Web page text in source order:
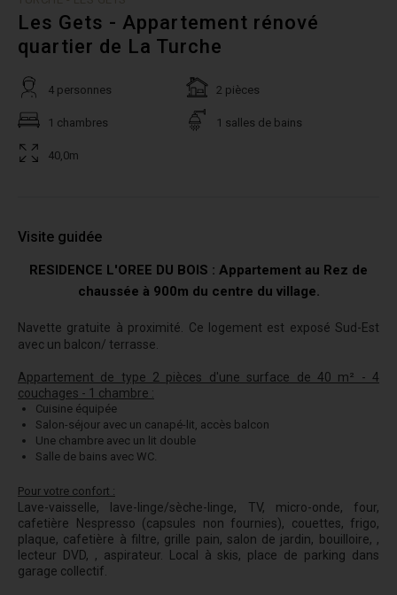
Les Gets - Appartement rénové
quartier de La Turche
4 personnes 2 pièces
1 chambres 1 salles de bains
40,0m
Visite guidée
RESIDENCE L'OREE DU BOIS : Appartement au Rez de
chaussée à 900m du centre du village.
Navette gratuite à proximité. Ce logement est exposé Sud-Est
avec un balcon/ terrasse.
Appartement de type 2 pièces d'une surface de 40 m² - 4
couchages - 1 chambre :
Cuisine équipée
Salon-séjour avec un canapé-lit, accès balcon
Une chambre avec un lit double
Salle de bains avec WC.
Pour votre confort :
Lave-vaisselle, lave-linge/sèche-linge, TV, micro-onde, four,
cafetière Nespresso (capsules non fournies), couettes, frigo,
plaque, cafetière à filtre, grille pain, salon de jardin, bouilloire, ,
lecteur DVD, , aspirateur. Local à skis, place de parking dans
garage collectif.